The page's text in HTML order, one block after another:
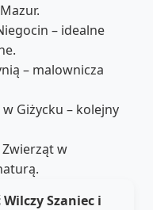
– idealne
– malownicza
Giżycku – kolejny
w
Szaniec i